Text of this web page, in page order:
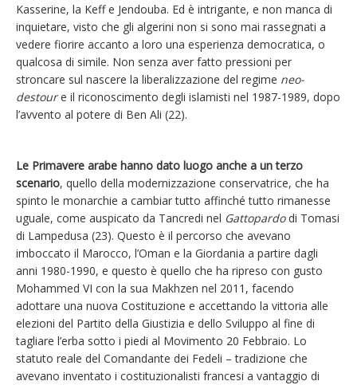
Kasserine, la Keff e Jendouba. Ed è intrigante, e non manca di
inquietare, visto che gli algerini non si sono mai rassegnati a
vedere fiorire accanto a loro una esperienza democratica, o
qualcosa di simile. Non senza aver fatto pressioni per
stroncare sul nascere la liberalizzazione del regime neo-
destoure il riconoscimento degli islamisti nel 1987-1989, dopo
l’avvento al potere di Ben Ali (22).
Le Primavere arabe hanno dato luogo anche a un terzo
scenario, quello della modernizzazione conservatrice, che ha
spinto le monarchie a cambiar tutto affinché tutto rimanesse
uguale, come auspicato da Tancredi nel Gattopardodi Tomasi
di Lampedusa (23). Questo è il percorso che avevano
imboccato il Marocco, l’Oman e la Giordania a partire dagli
anni 1980-1990, e questo è quello che ha ripreso con gusto
Mohammed VI con la sua Makhzen nel 2011, facendo
adottare una nuova Costituzione e accettando la vittoria alle
elezioni del Partito della Giustizia e dello Sviluppo al fine di
tagliare l’erba sotto i piedi al Movimento 20 Febbraio. Lo
statuto reale del Comandante dei Fedeli – tradizione che
avevano inventato i costituzionalisti francesi a vantaggio di